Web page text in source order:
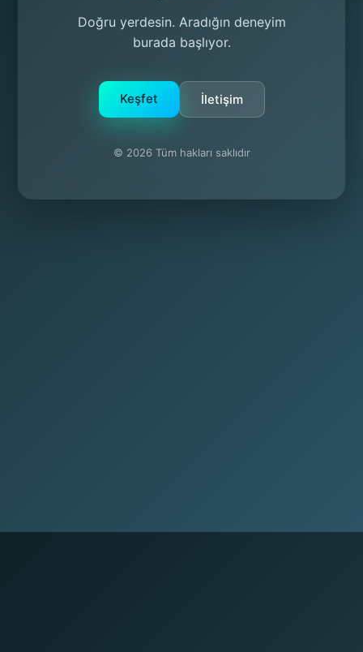
Doğru yerdesin. Aradığın deneyim
burada başlıyor.
Keşfet İletişim
© 2026 Tüm hakları saklıdır